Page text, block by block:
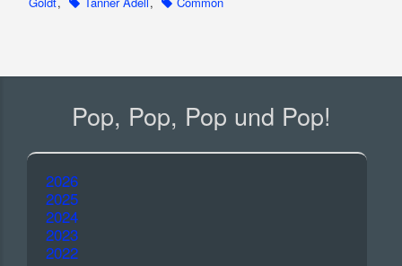
Pop, Pop, Pop und Pop!
2026
2025
2024
2023
2022